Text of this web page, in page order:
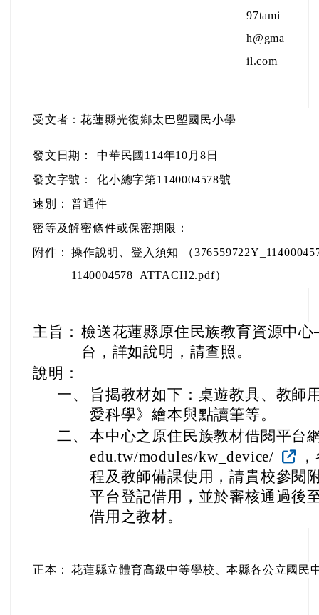
97tami
h@gma
il.com
受文者：花蓮縣光復鄉太巴塱國民小學
發文日期：
中華民國114年10月8日
發文字號：
化小總字第1140004578號
速別：
普通件
密等及解密條件或保密期限：
附件：
操作說明、登入須知 （
1140004578_ATTACH2.pdf）
主旨： 檢送花蓮縣原住民族教育資源中
台，詳如說明，請查照。
說明：
一、
旨揭教材如下：桌遊教具、教師
愛科學》繪本與點讀筆等。
二、 本中心之原住民族教材借閱平台
edu.tw/modules/kw_device/
，
程及教師備課使用，請貴校參閱
平台登記借用，並於審核通過後
借用之教材。
正本： 花蓮縣立體育高級中等學校、本縣各公立國民